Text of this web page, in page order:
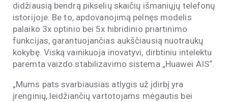
didžiausią bendrą pikselių skaičių išmaniųjų telefonų
istorijoje. Be to, apdovanojimą pelnęs modelis
palaiko 3x optinio bei 5x hibridinio priartinimo
funkcijas, garantuojančias aukščiausią nuotraukų
kokybę. Viską vainikuoja inovatyvi, dirbtiniu intelektu
paremta vaizdo stabilizavimo sistema „Huawei AIS“.
„Mums pats svarbiausias atlygis už įdirbį yra
įrenginių, leidžiančių vartotojams mėgautis bei